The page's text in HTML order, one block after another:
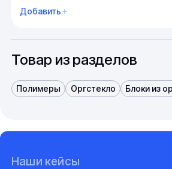
Добавить
Товар из разделов
Полимеры Оргстекло Блоки из
Наши кейсы